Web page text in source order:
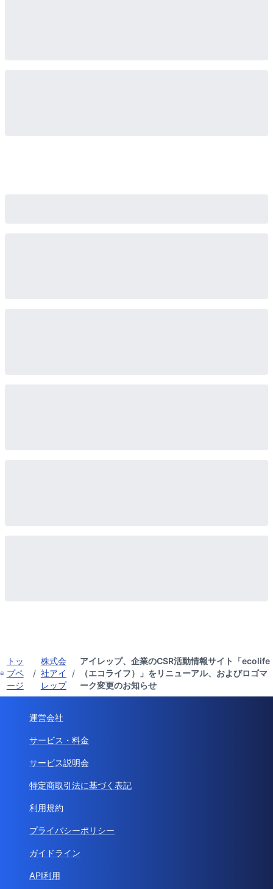
トッ
プペ
ージ
/
株式会
社アイ
レップ
/
アイレップ、企業のCSR活動情報サイト「ecolife
（エコライフ）」をリニューアル、およびロゴマ
ーク変更のお知らせ
運営会社
サービス・料金
サービス説明会
特定商取引法に基づく表記
利用規約
プライバシーポリシー
ガイドライン
API利用